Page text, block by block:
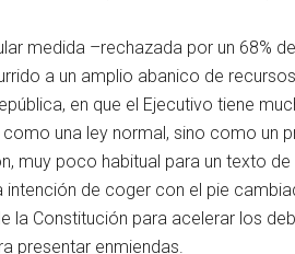
medida –rechazada por un 68%
a un amplio abanico de
en que el Ejecutivo tiene
una ley normal, sino como un
muy poco habitual para un texto
de coger con el pie
la Constitución para acelerar los
presentar enmiendas.